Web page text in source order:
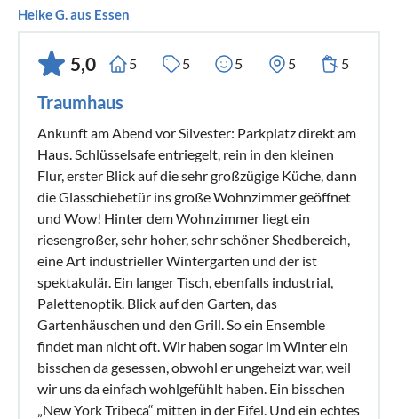
Heike G. aus Essen
5,0 5 5 5 5 5
Traumhaus
Ankunft am Abend vor Silvester: Parkplatz direkt am
Haus. Schlüsselsafe entriegelt, rein in den kleinen
Flur, erster Blick auf die sehr großzügige Küche, dann
die Glasschiebetür ins große Wohnzimmer geöffnet
und Wow! Hinter dem Wohnzimmer liegt ein
riesengroßer, sehr hoher, sehr schöner Shedbereich,
eine Art industrieller Wintergarten und der ist
spektakulär. Ein langer Tisch, ebenfalls industrial,
Palettenoptik. Blick auf den Garten, das
Gartenhäuschen und den Grill. So ein Ensemble
findet man nicht oft. Wir haben sogar im Winter ein
bisschen da gesessen, obwohl er ungeheizt war, weil
wir uns da einfach wohlgefühlt haben. Ein bisschen
„New York Tribeca“ mitten in der Eifel. Und ein echtes